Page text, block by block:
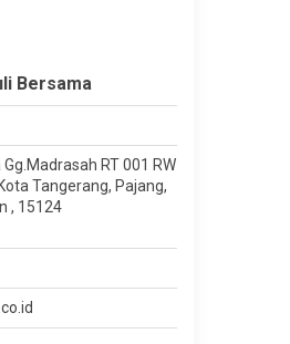
Bersama
RT 001 RW
Tangerang, Pajang,
, 15124